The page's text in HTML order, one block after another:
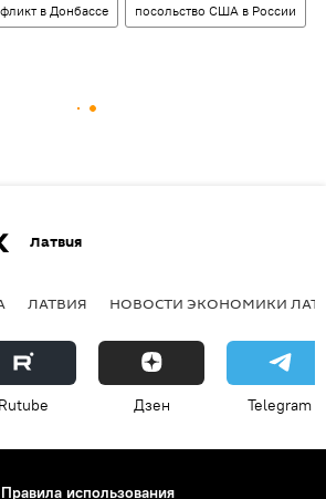
в Донбассе посольство США в России
Латвия
ЛАТВИЯ НОВОСТИ ЭКОНОМИКИ
Rutube Дзен Telegram
Правила использования